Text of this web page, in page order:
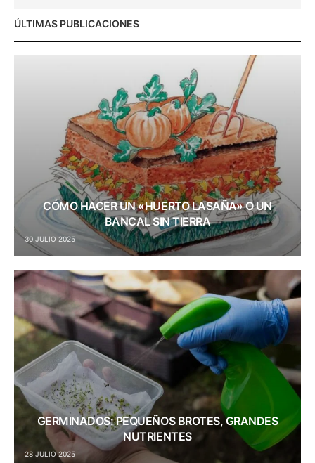
ÚLTIMAS PUBLICACIONES
CÓMO HACER UN «HUERTO LASAÑA» O UN
BANCAL SIN TIERRA
30 JULIO 2025
GERMINADOS: PEQUEÑOS BROTES, GRANDES
NUTRIENTES
28 JULIO 2025